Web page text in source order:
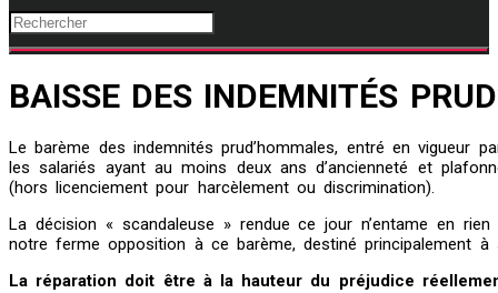
BAISSE DES INDEMNITÉS
Le barème des indemnités prud’hommales, entré en
les salariés ayant au moins deux ans d’ancienneté et
(hors licenciement pour harcèlement ou discrimination).
La décision « scandaleuse » rendue ce jour n’entame en
notre ferme opposition à ce barème, destiné principalement à
La réparation doit être à la hauteur du préjudice